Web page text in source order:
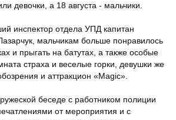
девочки, а 18 августа - мальчики.
инспектор отдела УПД капитан
мальчикам больше понравилось
и прыгать на батутах, а также особые
страха и веселые горки, девушки же
и аттракцион «Magic».
беседе с работником полиции
от мероприятия и с